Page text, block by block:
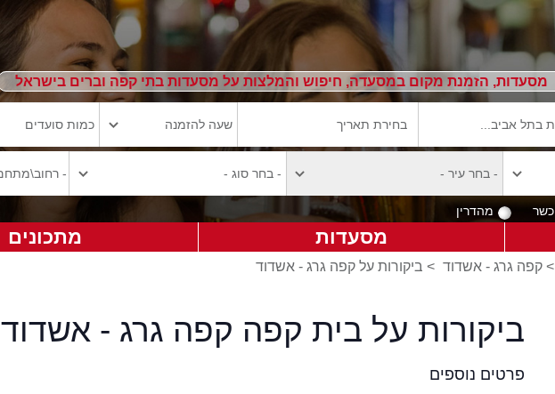
מסעדות, הזמנת מקום במסעדה, חיפוש והמלצות על מסעדות בתי קפה וברים בישראל
כשר מהדרין
מסעדות מתכונים
> קפה גרג - אשדוד > ביקורות על קפה גרג - אשדוד
ביקורות על בית קפה קפה גרג - אשדוד
פרטים נוספים